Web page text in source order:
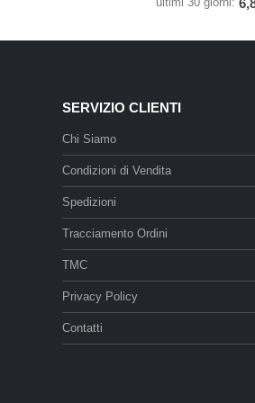
SERVIZIO CLIENTI
Chi Siamo
Condizioni di Vendita
Spedizioni
Tracciamento Ordini
TMC
Privacy Policy
Contatti